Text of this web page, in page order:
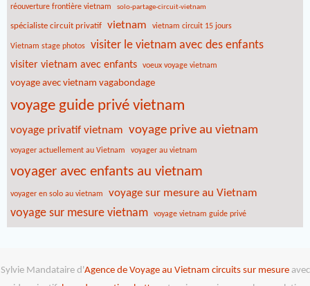
réouverture frontière vietnam solo-partage-circuit-vietnam
spécialiste circuit privatif vietnam vietnam circuit 15 jours
Vietnam stage photos visiter le vietnam avec des enfants
visiter vietnam avec enfants voeux voyage vietnam
voyage avec vietnam vagabondage
voyage guide privé vietnam
voyage privatif vietnam voyage prive au vietnam
voyager actuellement au Vietnam voyager au vietnam
voyager avec enfants au vietnam
voyager en solo au vietnam voyage sur mesure au Vietnam
voyage sur mesure vietnam voyage vietnam guide privé
Sylvie Mandataire d'Agence de Voyage au Vietnam circuits sur mesureavec